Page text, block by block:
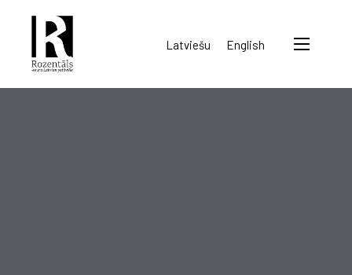
Rozentāls-
seura
Latviešu English